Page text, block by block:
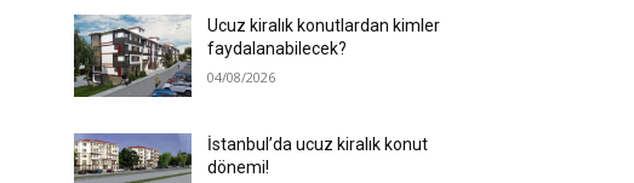
Ucuz kiralık konutlardan kimler
faydalanabilecek?
04/08/2026
İstanbul’da ucuz kiralık konut
dönemi!